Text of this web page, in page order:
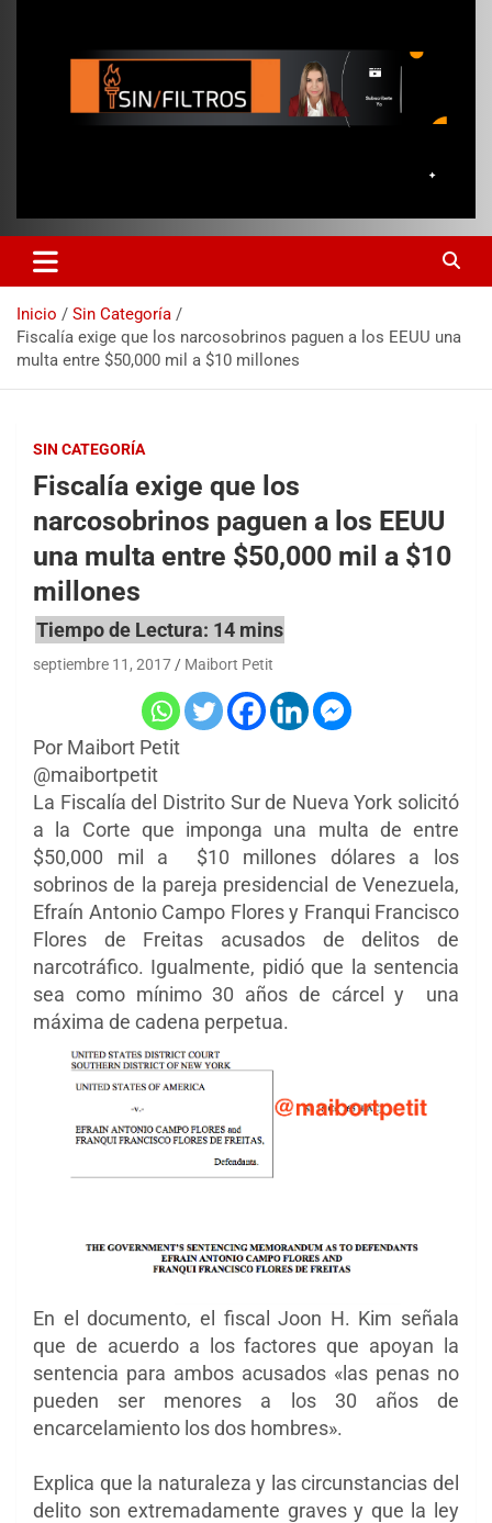
Inicio
Sin Categoría
Fiscalía exige que los narcosobrinos paguen a los EEUU una
multa entre $50,000 mil a $10 millones
SIN CATEGORÍA
Fiscalía exige que los
narcosobrinos paguen a los EEUU
una multa entre $50,000 mil a $10
millones
septiembre 11, 2017 Maibort Petit
Por Maibort Petit
@maibortpetit
La Fiscalía del Distrito Sur de Nueva York solicitó
a la Corte que imponga una multa de entre
$50,000 mil a $10 millones dólares a los
sobrinos de la pareja presidencial de Venezuela,
Efraín Antonio Campo Flores y Franqui Francisco
Flores de Freitas acusados de delitos de
narcotráfico. Igualmente, pidió que la sentencia
sea como mínimo 30 años de cárcel y una
máxima de cadena perpetua.
En el documento, el fiscal Joon H. Kim señala
que de acuerdo a los factores que apoyan la
sentencia para ambos acusados «las penas no
pueden ser menores a los 30 años de
encarcelamiento los dos hombres».
Explica que la naturaleza y las circunstancias del
delito son extremadamente graves y que la ley